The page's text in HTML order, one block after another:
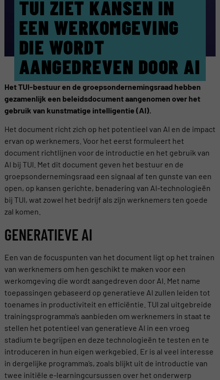
TUI ZIET KANSEN IN
EEN WERKOMGEVING
DIE WORDT
AANGEDREVEN DOOR AI
Het TUI-bestuur en de groepsondernemingsraad hebben
gezamenlijk een beleidsdocument aangenomen over het
gebruik van kunstmatige intelligentie (AI).
Het document richt zich op het potentieel van AI en de impact
ervan op werknemers. Voor het eerst formuleert het
document richtlijnen voor de introductie en het gebruik van
AI bij TUI. Met dit document geven het bestuur en de
groepsondernemingsraad een signaal af ten gunste van een
open, op kansen gerichte, benadering van AI-technologieën
bij TUI, wat zowel het bedrijf als zijn werknemers ten goede
zal komen.
GENERATIEVE AI
Een van de focuspunten van het document ligt op het trainen
van werknemers om hen geschikt te maken voor een
werkomgeving die wordt aangedreven door AI. Met name
toepassingen gebaseerd op generatieve AI zullen leiden tot
toenames in productiviteit en efficiëntie. TUI zal uitgebreide
trainingsprogramma’s aanbieden om werknemers in staat te
stellen het potentieel van generatieve AI in een vroeg
stadium te begrijpen en deze technologieën te testen en te
introduceren in hun eigen werkgebied. Er is al veel interesse
in dergelijke programma’s, zoals blijkt uit de introductie van
twee initiële e-learningcursussen over het onderwerp